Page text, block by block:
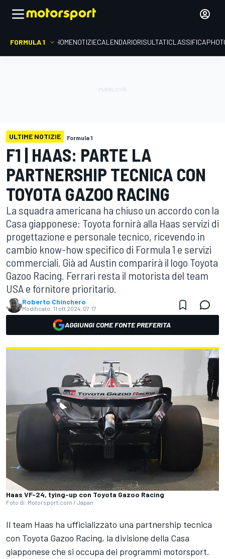
FORMULA 1 HOMENOTIZIECALENDARIORISULTATICLASSIFICA
ULTIME NOTIZIE Formula 1
F1 | HAAS: PARTE LA
PARTNERSHIP TECNICA CON
TOYOTA GAZOO RACING
La squadra americana ha chiuso un accordo con la
Casa giapponese: Toyota fornirà alla Haas servizi di
progettazione e personale tecnico, ricevendo in
cambio know-how specifico di Formula 1 e servizi
commerciali. Già ad Austin comparirà il logo Toyota
Gazoo Racing. Ferrari resta il motorista del team
USA e fornitore prioritario.
Roberto Chinchero
Modificato: 11 ott 2024, 07:17
AGGIUNGI COME FONTE PREFERITA
Haas VF-24, tying-up con Toyota Gazoo Racing
Foto di: Motorsport.com / Japan
Il team Haas ha ufficializzato una partnership tecnica
con Toyota Gazoo Racing, la divisione della Casa
giapponese che si occupa dei programmi motorsport.